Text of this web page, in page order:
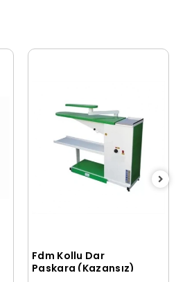
Sepete Ekle
Fdm Kollu Dar
Paskara (Kazansız)